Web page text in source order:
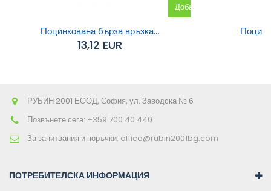
Добавяне
Поцинкована бърза връзка...
13,12 EUR
РУБИН 2001 ЕООД, София, ул. Заводска № 6
Позвънете сега: +359 700 40 440
За запитвания и поръчки: office@rubin2001bg.com
ПОТРЕБИТЕЛСКА ИНФОРМАЦИЯ